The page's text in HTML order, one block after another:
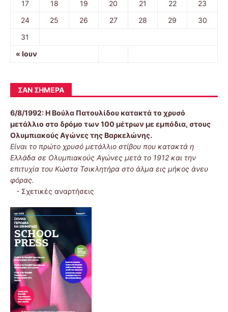
« Ιουν
17 18 19 20 21 22
23
24
25 26 27 28 29
30
31
ΣΑΝ ΣΉΜΕΡΑ
6/8/1992:Η Βούλα Πατουλίδου κατακτά το χρυσό
μετάλλιο στο δρόμο των 100 μέτρων με εμπόδια, στους
Ολυμπιακούς Αγώνες της Βαρκελώνης.
Είναι το πρώτο χρυσό μετάλλιο στίβου που κατακτά η
Ελλάδα σε Ολυμπιακούς Αγώνες μετά το 1912 και την
επιτυχία του Κώστα Τσικλητήρα στο άλμα εις μήκος άνευ
φόρας.
- Σχετικές αναρτήσεις